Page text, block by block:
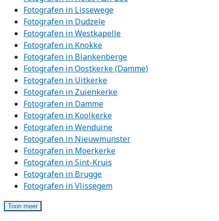
Fotografen in Lissewege
Fotografen in Dudzele
Fotografen in Westkapelle
Fotografen in Knokke
Fotografen in Blankenberge
Fotografen in Oostkerke (Damme)
Fotografen in Uitkerke
Fotografen in Zuienkerke
Fotografen in Damme
Fotografen in Koolkerke
Fotografen in Wenduine
Fotografen in Nieuwmunster
Fotografen in Moerkerke
Fotografen in Sint-Kruis
Fotografen in Brugge
Fotografen in Vlissegem
Toon meer